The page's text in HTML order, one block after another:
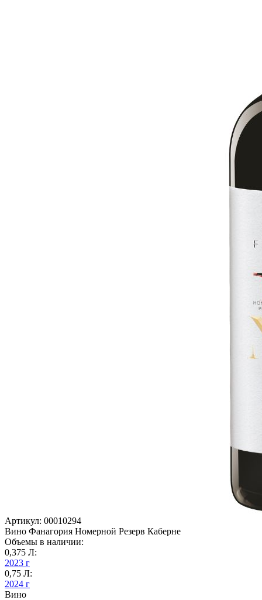
Артикул: 00010294
Вино Фанагория Номерной Резерв Каберне
Объемы в наличии:
0,375 Л:
2023 г
0,75 Л:
2024 г
Вино